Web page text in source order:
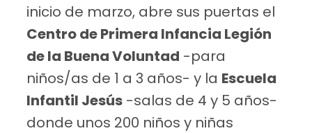
inicio de marzo, abre sus puertas el
Centro de Primera Infancia Legión
de la Buena Voluntad -para
niños/as de 1 a 3 años- y la Escuela
Infantil Jesús -salas de 4 y 5 años-
donde unos 200 niños y niñas